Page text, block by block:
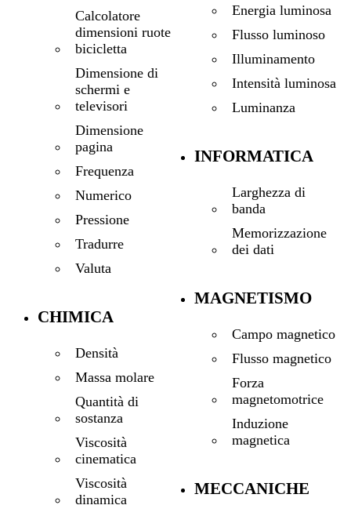
Calcolatore
dimensioni ruote
bicicletta
Dimensione di
schermi e
televisori
Dimensione
pagina
Frequenza
Numerico
Pressione
Tradurre
Valuta
CHIMICA
Densità
Massa molare
Quantità di
sostanza
Viscosità
cinematica
Viscosità
dinamica
Energia luminosa
Flusso luminoso
Illuminamento
Intensità luminosa
Luminanza
INFORMATICA
Larghezza di
banda
Memorizzazione
dei dati
MAGNETISMO
Campo magnetico
Flusso magnetico
Forza
magnetomotrice
Induzione
magnetica
MECCANICHE